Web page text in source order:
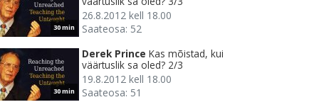
30 min
26.8.2012 kell 18.00
Saateosa: 52
30 min
Derek Prince Kas mõistad, kui
väärtuslik sa oled? 2/3
19.8.2012 kell 18.00
Saateosa: 51